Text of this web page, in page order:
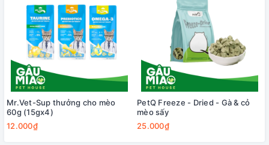
Mr.Vet-Sup thưởng cho mèo
60g (15gx4)
12.000₫
PetQ Freeze - Dried - Gà & cỏ
mèo sấy
25.000₫